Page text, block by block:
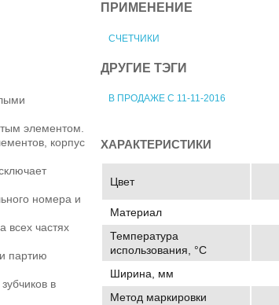
ПРИМЕНЕНИЕ
СЧЕТЧИКИ
ДРУГИЕ ТЭГИ
В ПРОДАЖЕ С 11-11-2016
элементом.
корпус
номера и
всех частях
партию
в
ХАРАКТЕРИСТИКИ
Цвет
Материал
Температура
использования, °C
Ширина, мм
Метод маркировки